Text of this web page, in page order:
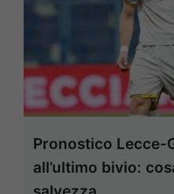
Pronostico Lecce-
all’ultimo bivio: